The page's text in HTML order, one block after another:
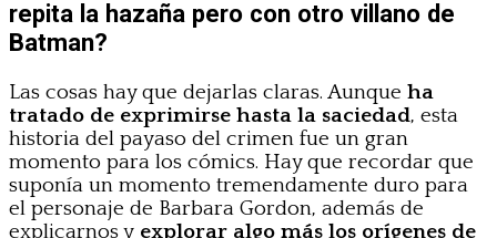
repita la hazaña pero con otro villano de
Batman?
Las cosas hay que dejarlas claras. Aunque ha
tratado de exprimirse hasta la saciedad, esta
historia del payaso del crimen fue un gran
momento para los cómics. Hay que recordar que
suponía un momento tremendamente duro para
el personaje de Barbara Gordon, además de
explicarnos y explorar algo más los orígenes de